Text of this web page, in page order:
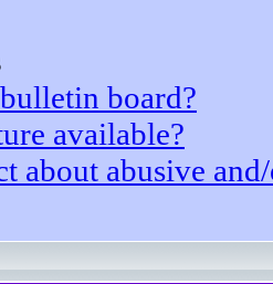
board?
available?
about abusive